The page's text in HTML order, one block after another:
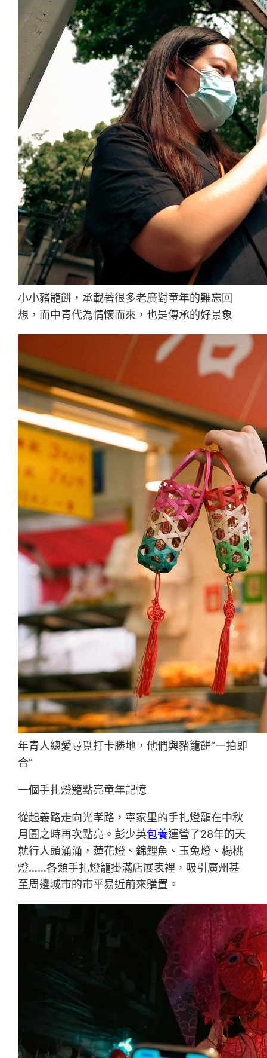
小小豬籠餅，承載著很多老廣對童年的難忘回
想，而中青代為情懷而來，也是傳承的好景象
年青人總愛尋覓打卡勝地，他們與豬籠餅“一拍即
合”
一個手扎燈籠點亮童年記憶
從起義路走向光孝路，寧家里的手扎燈籠在中秋
月圓之時再次點亮。彭少英包養運營了28年的天
就行人頭涌涌，蓮花燈、錦鯉魚、玉兔燈、楊桃
燈……各類手扎燈籠掛滿店展表裡，吸引廣州甚
至周邊城市的市平易近前來購置。